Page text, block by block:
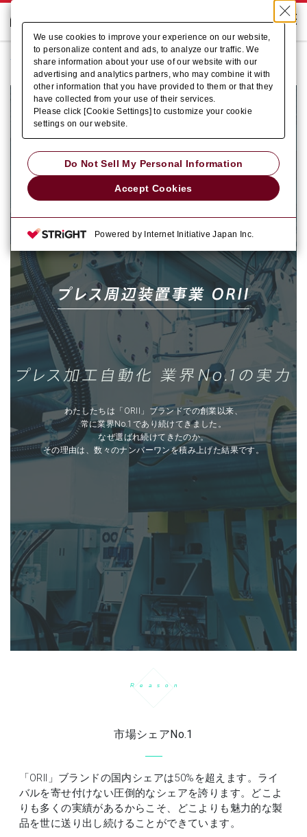
ホーム Who we are
アマダプレスシステムの強み
ORII プレス加工自動化業界No.1の実力
わたしたちは「ORII」ブランドでの創業以来、
常に業界No.1であり続けてきました。
なぜ選ばれ続けてきたのか。
その理由は、数々のナンバーワンを積み上げた結果です。
R e a s o n
市場シェアNo.1
「ORII」ブランドの国内シェアは50%を超えます。ライ
バルを寄せ付けない圧倒的なシェアを誇ります。どこよ
りも多くの実績があるからこそ、どこよりも魅力的な製
品を世に送り出し続けることができています。
We use cookies to improve your experience on our website,
to personalize content and ads, to analyze our traffic. We
share information about your use of our website with our
advertising and analytics partners, who may combine it with
other information that you have provided to them or that they
have collected from your use of their services.
Please click [Cookie Settings] to customize your cookie
settings on our website.
Do Not Sell My Personal Information
Accept Cookies
Powered by Internet Initiative Japan Inc.